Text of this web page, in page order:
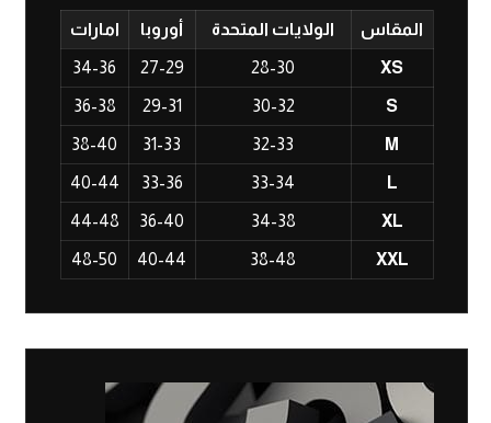
المقاس الولايات المتحدة أوروبا امارات
XS
28-30
27-29
34-36
S
30-32
29-31
36-38
M
32-33
31-33
38-40
L
33-34
33-36
40-44
XL
34-38
36-40
44-48
XXL
38-48
40-44
48-50